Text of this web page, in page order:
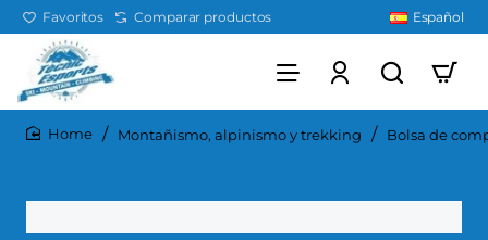
Favoritos Comparar productos Español
Montañismo, alpinismo y trekking Bolsa de